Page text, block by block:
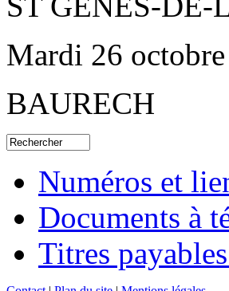
Mardi 26
BAURECH
Numéros et
Documents à
Titres